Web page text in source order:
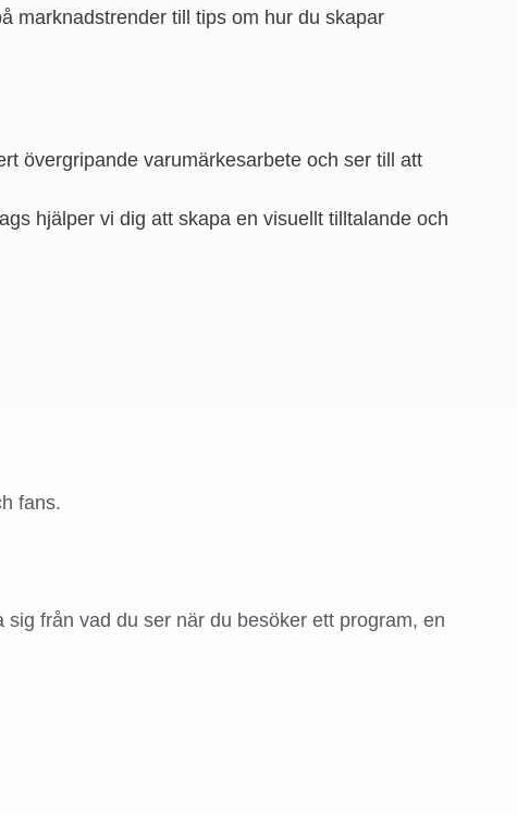
marknadstrender till tips om hur du skapar
övergripande varumärkesarbete och ser till att
hjälper vi dig att skapa en visuellt tilltalande och
fans.
från vad du ser när du besöker ett program, en